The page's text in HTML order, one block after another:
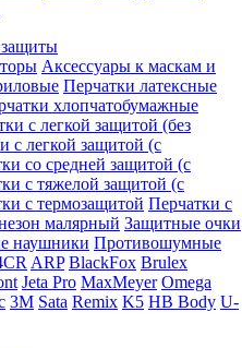
Аксессуары к маскам и
Перчатки латексные
хлопчатобумажные
с легкой защитой (без
с легкой защитой (с
со средней защитой (с
с тяжелой защитой (с
с термозащитой Перчатки с
малярный Защитные очки
наушники Противошумные
ARP BlackFox Brulex
Jeta Pro MaxMeyer Omega
3M Sata Remix K5 HB Body U-